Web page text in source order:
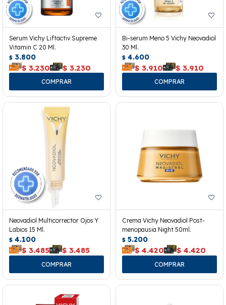
Serum Vichy Liftactiv Supreme
Vitamin C 20 Ml.
$ 3.800
$ 3.230 $ 3.230
Bi-serum Meno 5 Vichy Neovadiol
30 Ml.
$ 4.600
$ 3.910 $ 3.910
Neovadiol Multicorrector Ojos Y
Labios 15 Ml.
$ 4.100
$ 3.485 $ 3.485
Crema Vichy Neovadiol Post-
menopausia Night 50ml.
$ 5.200
$ 4.420 $ 4.420